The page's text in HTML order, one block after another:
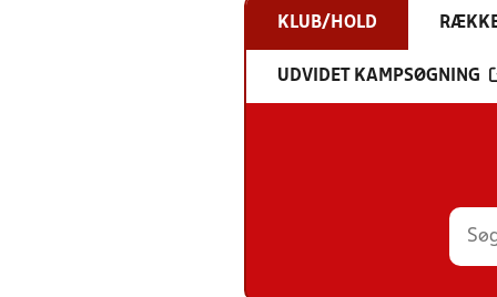
KLUB/HOLD
UDVIDET KAMPSØGNING